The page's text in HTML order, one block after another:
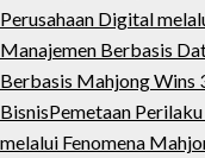
Perusahaan Digital
Manajemen Berbasis
Berbasis Mahjong Wins
BisnisPemetaan
melalui Fenomena